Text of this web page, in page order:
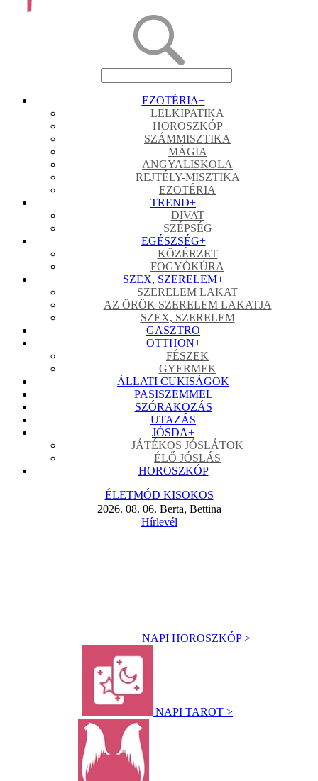
EZOTÉRIA+
LELKIPATIKA
HOROSZKÓP
SZÁMMISZTIKA
MÁGIA
ANGYALISKOLA
REJTÉLY-MISZTIKA
EZOTÉRIA
TREND+
DIVAT
SZÉPSÉG
EGÉSZSÉG+
KÖZÉRZET
FOGYÓKÚRA
SZEX, SZERELEM+
SZERELEM LAKAT
AZ ÖRÖK SZERELEM LAKATJA
SZEX, SZERELEM
GASZTRO
OTTHON+
FÉSZEK
GYERMEK
ÁLLATI CUKISÁGOK
PASISZEMMEL
SZÓRAKOZÁS
UTAZÁS
JÓSDA+
JÁTÉKOS JÓSLÁTOK
ÉLŐ JÓSLÁS
HOROSZKÓP
ÉLETMÓD KISOKOS
2026. 08. 06. Berta, Bettina
Hírlevél
NAPI HOROSZKÓP >
NAPI TAROT >